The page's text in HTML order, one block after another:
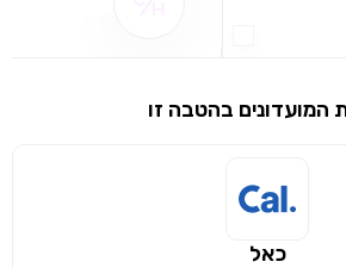
שימו לב!
הבנתי, המשך לאתר
המועדונים בהטבה זו
כאל